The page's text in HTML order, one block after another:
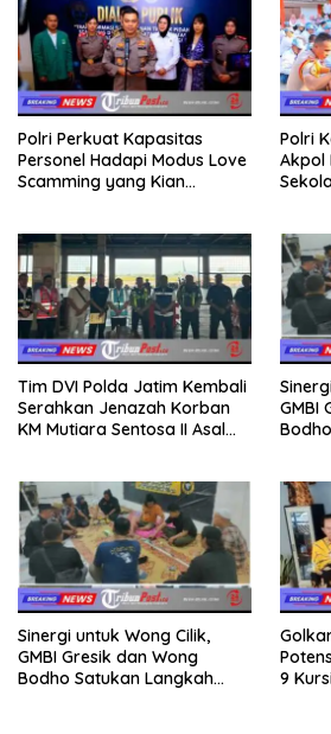
Polri Perkuat Kapasitas
Personel Hadapi Modus Love
Scamming yang Kian
Polri
Akpol
Tim DVI Polda Jatim Kembali
Serahkan Jenazah Korban
KM Mutiara Sentosa II Asal
GMBI
Sinergi untuk Wong Cilik,
GMBI Gresik dan Wong
Bodho Satukan Langkah
9